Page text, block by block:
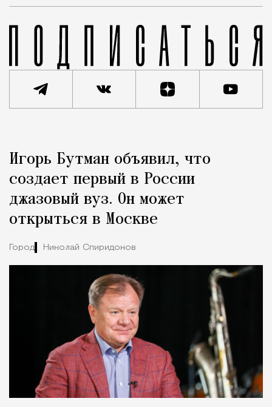
Город
Игорь Бутман объявил, что
создает первый в России
джазовый вуз. Он может
открыться в Москве
Город Николай Спиридонов